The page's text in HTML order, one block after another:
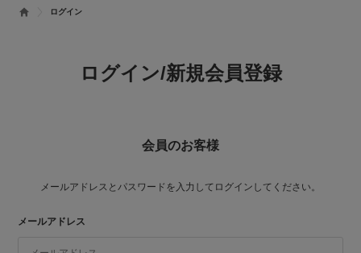
ログイン
ログイン/新規会員登録
会員のお客様
メールアドレスとパスワードを入力してログインしてください。
メールアドレス